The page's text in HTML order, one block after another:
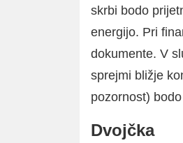
skrbi bodo
energijo. Pri
dokumente. V
sprejmi bližje
pozornost)
Dvojčka